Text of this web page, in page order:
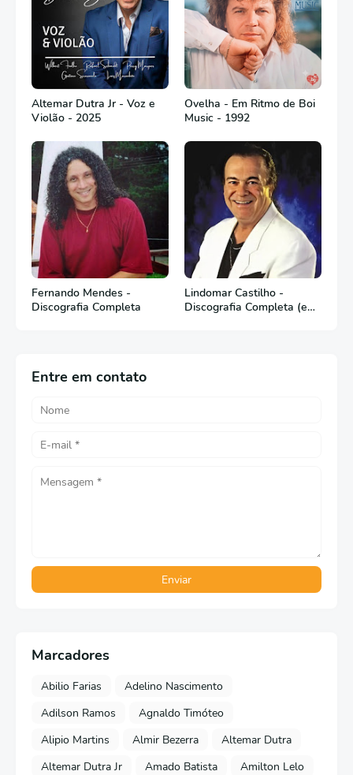
Altemar Dutra Jr - Voz e
Violão - 2025
Ovelha - Em Ritmo de Boi
Music - 1992
Fernando Mendes -
Discografia Completa
Lindomar Castilho -
Discografia Completa (em
Entre em contato
Marcadores
Abilio Farias
Adelino Nascimento
Adilson Ramos
Agnaldo Timóteo
Alipio Martins
Almir Bezerra
Altemar Dutra
Altemar Dutra Jr
Amado Batista
Amilton Lelo